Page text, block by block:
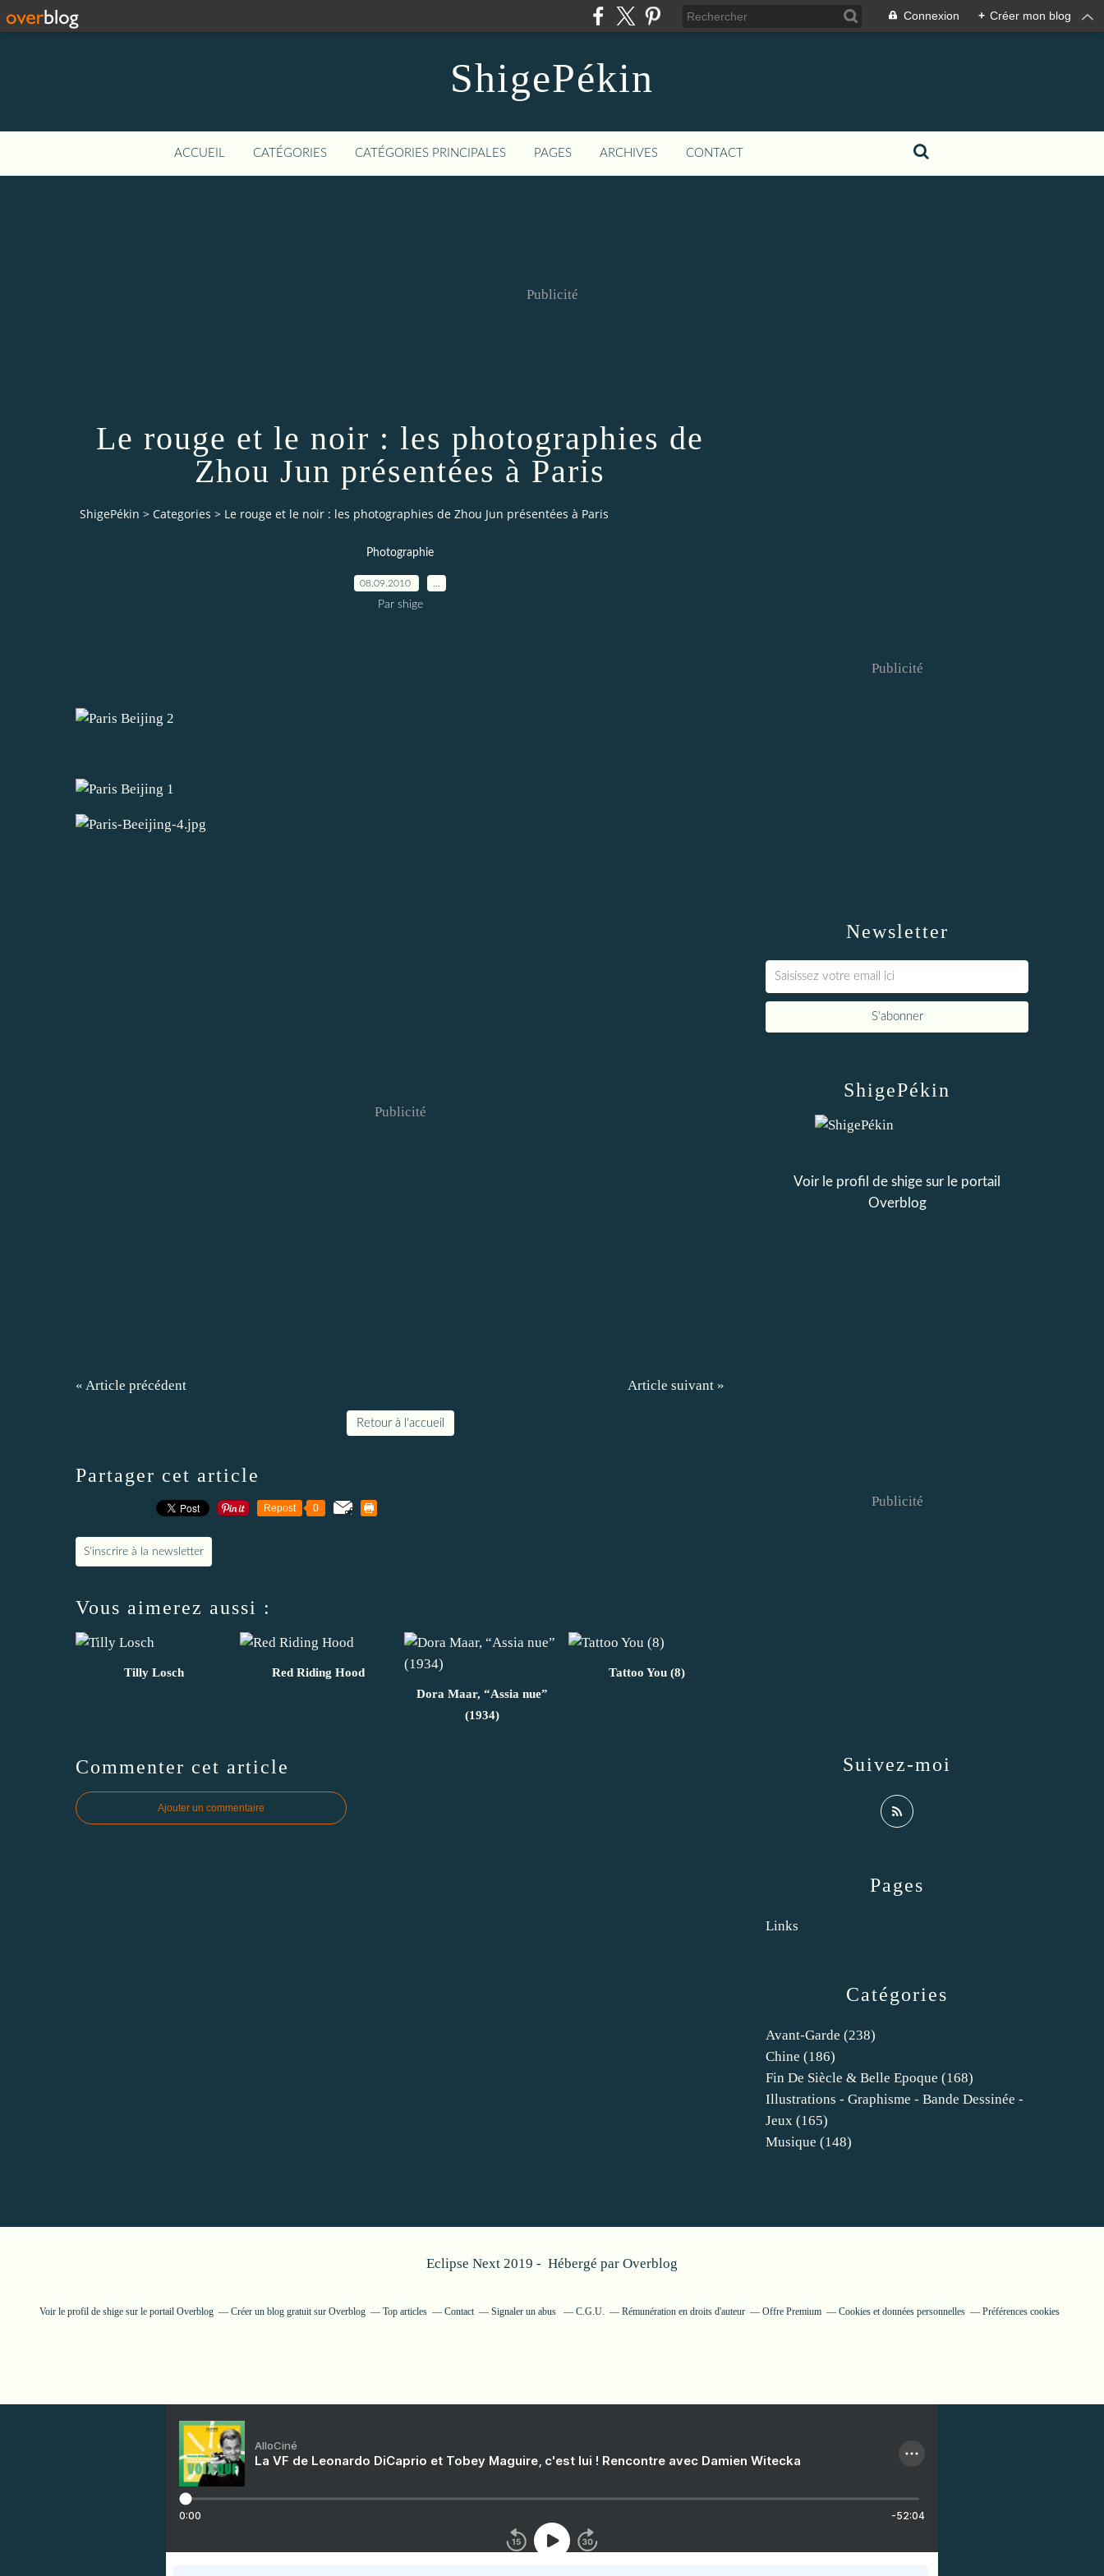
Connexion + Créer mon blog
ShigePékin
ACCUEIL CATÉGORIES CATÉGORIES PRINCIPALES PAGES ARCHIVES CONTACT
Publicité
Le rouge et le noir : les photographies de
Zhou Jun présentées à Paris
ShigePékin > Categories > Le rouge et le noir : les photographies de Zhou Jun présentées à Paris
Photographie
08.09.2010
Par shige
Publicité
« Article précédent Article suivant »
Retour à l'accueil
Partager cet article
Repost 0
S'inscrire à la newsletter
Vous aimerez aussi :
Tilly Losch
Red Riding Hood
Dora Maar, “Assia nue”
(1934)
Tattoo You (8)
Commenter cet article
Ajouter un commentaire
Newsletter
Publicité
Catégories
Avant-Garde (238)
Chine (186)
Fin De Siècle & Belle Epoque (168)
Illustrations - Graphisme - Bande Dessinée -
Jeux (165)
Musique (148)
Pages
Links
ShigePékin
Voir le profil de shige sur le portail
Overblog
Suivez-moi
Publicité
Eclipse Next 2019 - Hébergé par Overblog
Voir le profil de shige sur le portail Overblog Créer un blog gratuit sur Overblog Top articles Contact Signaler un abus C.G.U. Rémunération en droits d'auteur Offre Premium Cookies et données personnelles Préférences cookies
AlloCiné
La VF de Leonardo DiCaprio et Tobey Maguire, c'est lui ! Rencontre avec Damien Witecka
0:00 -52:04